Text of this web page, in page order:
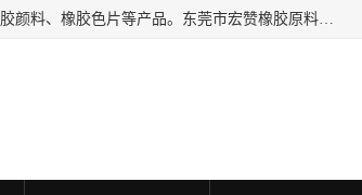
东莞市宏赞橡胶原料有限公司批量供应：橡胶色胶、橡胶色母、橡胶色母胶、橡胶颜料、橡胶色片等产品。东莞市宏赞橡胶原料有限公司经营已经十五年的历史，目前的客户群广达东南亚各国，也是目前橡胶制造密集度高的中国大陆橡胶制品工厂使用多，市场占有率高的色胶专业生产工厂。